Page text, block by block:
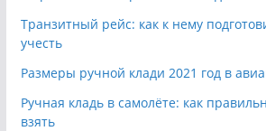
Транзитный рейс: как к нему
учесть
Размеры ручной клади 2021 год в
Ручная кладь в самолёте: как
взять